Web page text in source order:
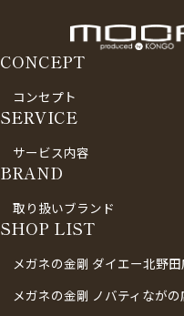
CONCEPT
コンセプト
SERVICE
サービス内容
BRAND
取り扱いブランド
SHOP LIST
メガネの金剛 ダイエー北野
メガネの金剛 ノバティながの